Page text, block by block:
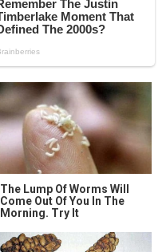
The Lump Of Worms Will
Come Out Of You In The
Morning. Try It